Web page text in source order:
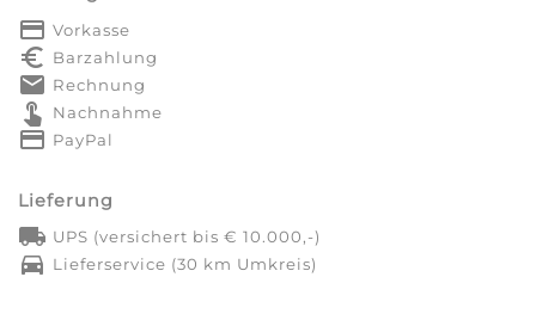
payment Vorkasse
euro_symbol Barzahlung
markunread Rechnung
touch_app Nachnahme
credit_card PayPal
Lieferung
local_shipping UPS (versichert bis € 10.000,-)
directions_car Lieferservice (30 km Umkreis)